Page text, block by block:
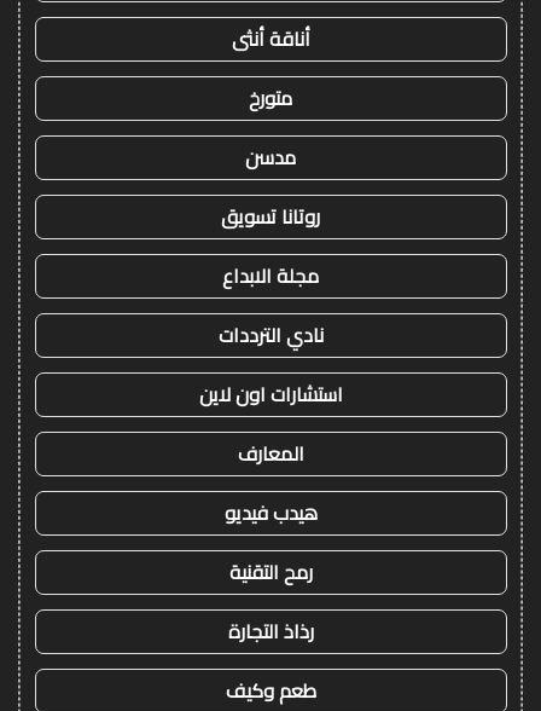
أناقة أنثى
متورخ
مدسن
روتانا تسويق
مجلة الابداع
نادي الترددات
استشارات اون لاين
المعارف
هيدب فيديو
رمح التقنية
رذاذ التجارة
طعم وكيف